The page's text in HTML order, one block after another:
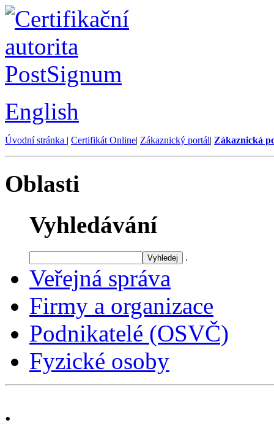
English
Úvodní stránka | Certifikát Online| Zákaznický portál| Zákaznická
Oblasti
Vyhledávání
.
Veřejná správa
Firmy a organizace
Podnikatelé (OSVČ)
Fyzické osoby
.